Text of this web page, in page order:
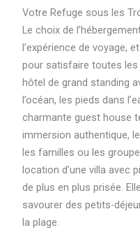
Votre Refuge sous les
Le choix de
l’expérience de voyage,
pour satisfaire toutes les
hôtel de grand standing
l’océan, les pieds dans
charmante guest house
immersion authentique,
les familles ou les
location d’une villa avec
de plus en plus prisée.
savourer des petits-
la plage.